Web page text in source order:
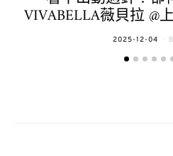
VIVABELLA薇貝拉 @
POSTED
2025-12-04